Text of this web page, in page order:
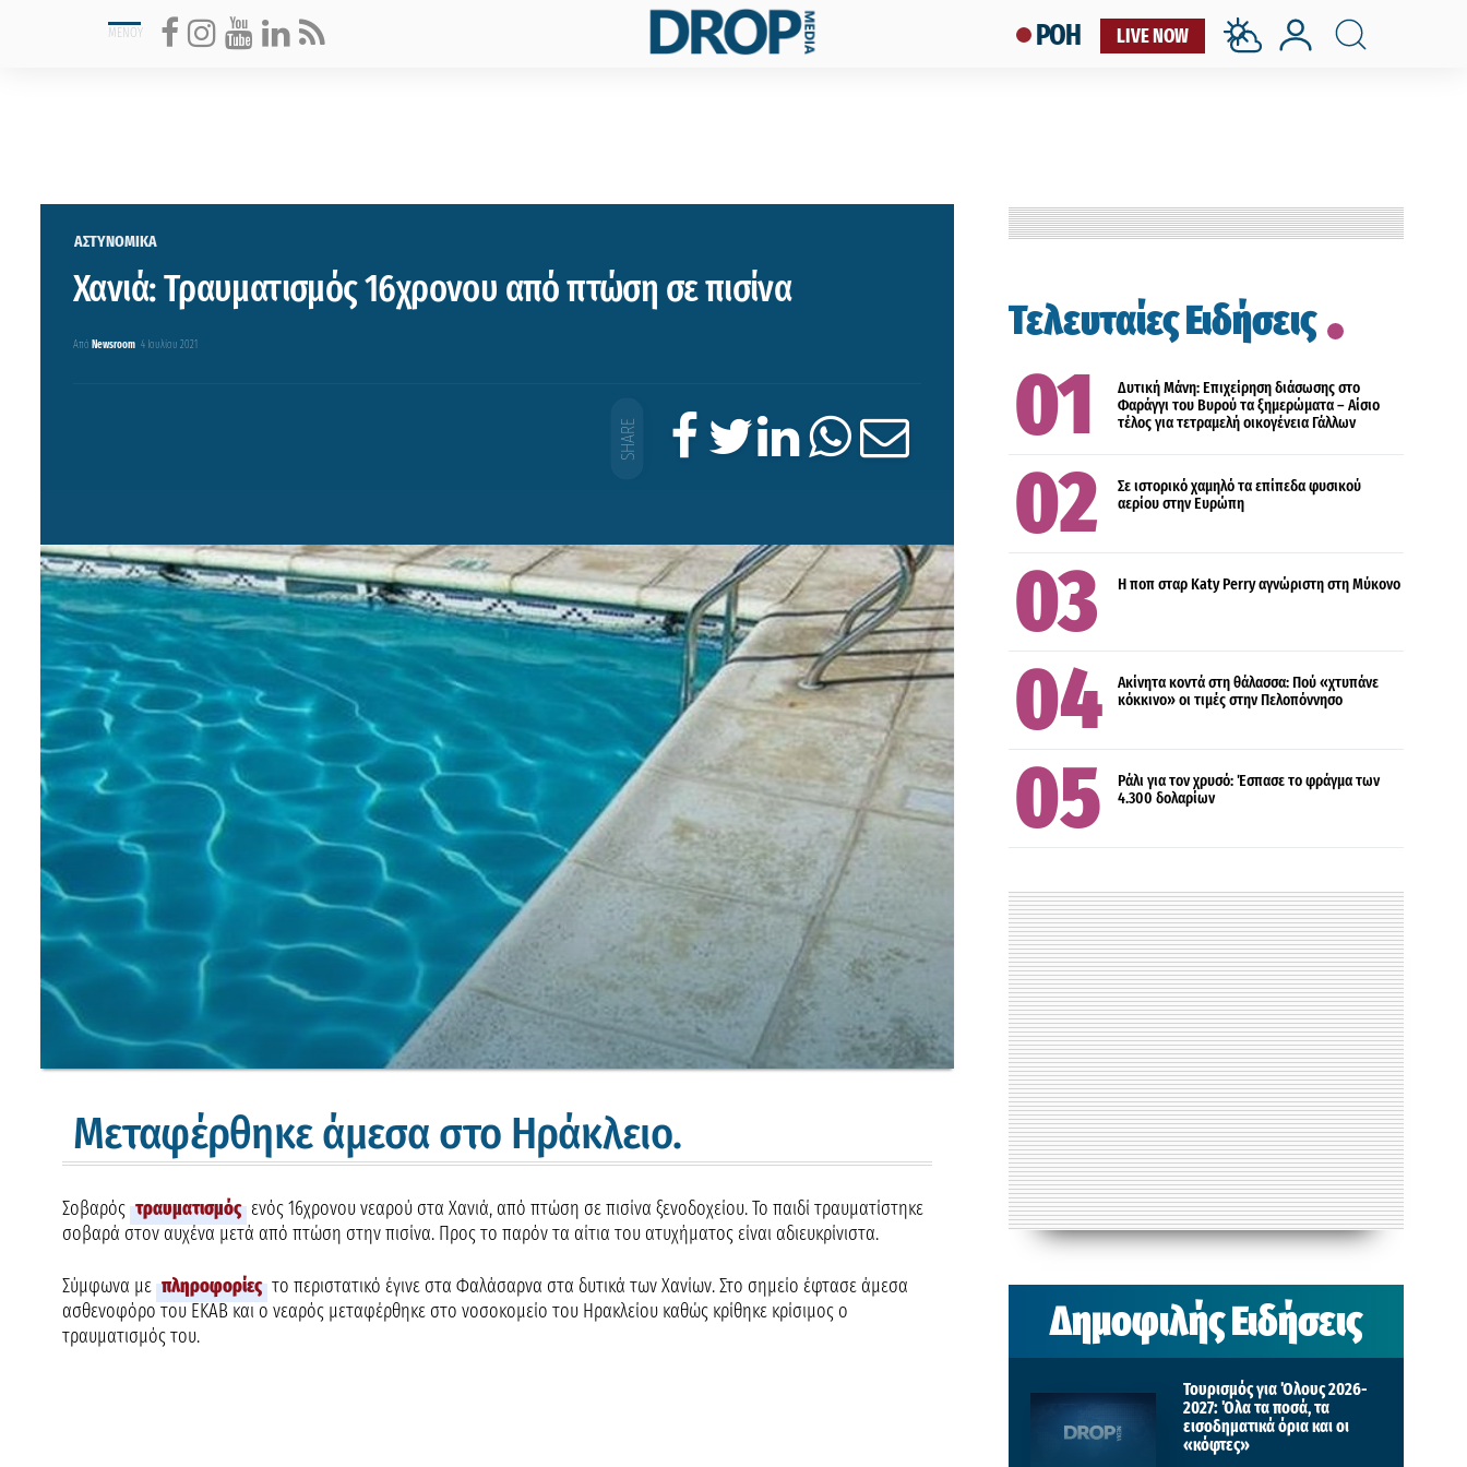
LIVE NOW
ΡΟΗ
ΑΣΤΥΝΟΜΙΚΑ
Χανιά: Τραυματισμός 16χρονου από πτώση σε πισίνα
Από Newsroom 4 Ιουλίου 2021
Μεταφέρθηκε άμεσα στο Ηράκλειο.
Σοβαρός τραυματισμός ενός 16χρονου νεαρού στα Χανιά, από πτώση σε πισίνα ξενοδοχείου. Το παιδί τραυματίστηκε
σοβαρά στον αυχένα μετά από πτώση στην πισίνα. Προς το παρόν τα αίτια του ατυχήματος είναι αδιευκρίνιστα.
Σύμφωνα με πληροφορίες το περιστατικό έγινε στα Φαλάσαρνα στα δυτικά των Χανίων. Στο σημείο έφτασε άμεσα
ασθενοφόρο του ΕΚΑΒ και ο νεαρός μεταφέρθηκε στο νοσοκομείο του Ηρακλείου καθώς κρίθηκε κρίσιμος ο
τραυματισμός του.
Τελευταίες Ειδήσεις
Δυτική Μάνη: Επιχείρηση διάσωσης στο
Φαράγγι του Βυρού τα ξημερώματα – Αίσιο
τέλος για τετραμελή οικογένεια Γάλλων
ΟΙΚΟΝΟΜΙΑ
Σε ιστορικό χαμηλό τα επίπεδα φυσικού
αερίου στην Ευρώπη
LIFESTYLE
Η ποπ σταρ Katy Perry αγνώριστη στη Μύκονο
ΟΙΚΟΝΟΜΙΑ
Ακίνητα κοντά στη θάλασσα: Πού «χτυπάνε
κόκκινο» οι τιμές στην Πελοπόννησο
ΟΙΚΟΝΟΜΙΑ
Ράλι για τον χρυσό: Έσπασε το φράγμα των
4.300 δολαρίων
Δημοφιλής Ειδήσεις
Τουρισμός για Όλους 2026-
2027: Όλα τα ποσά, τα
εισοδηματικά όρια και οι
«κόφτες»